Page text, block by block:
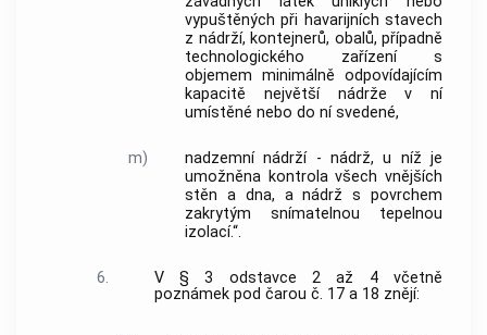
vypuštěných při havarijních stavech
z nádrží, kontejnerů, obalů, případně
technologického zařízení s
objemem minimálně odpovídajícím
kapacitě největší nádrže v ní
umístěné nebo do ní svedené,
m)
nadzemní nádrží - nádrž, u níž je
umožněna kontrola všech vnějších
stěn a dna, a nádrž s povrchem
zakrytým snímatelnou tepelnou
izolací.“.
6.
V § 3 odstavce 2 až 4 včetně
poznámek pod čarou č. 17 a 18 znějí: